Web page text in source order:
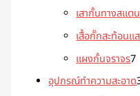
เสากั้นทางสแต
เสื้อกั๊กสะท้อนแ
แผงกั้นจราจร7
อุปกรณ์ทำความสะอาด